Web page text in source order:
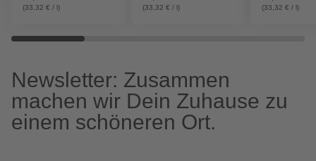
(33,32 € / l) (33,32 € / l) (33,32 € / l)
Newsletter: Zusammen
machen wir Dein Zuhause zu
einem schöneren Ort.